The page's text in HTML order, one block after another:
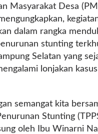
Masyarakat Desa
dalam rangka
stunting
Selatan yang
lonjakan
semangat kita
Stunting
oleh Ibu Winarni